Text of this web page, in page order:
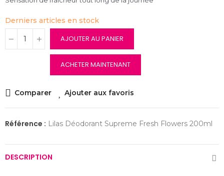
Derniers articles en stock
AJOUTER AU PANIER
ACHETER MAINTENANT
Comparer Ajouter aux favoris
Référence : Lilas Déodorant Supreme Fresh Flowers 200ml
DESCRIPTION